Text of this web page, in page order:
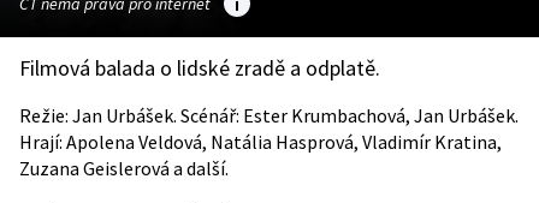
Filmová balada o lidské zradě a odplatě.
Režie: Jan Urbášek. Scénář: Ester Krumbachová, Jan Urbášek.
Hrají: Apolena Veldová, Natália Hasprová, Vladimír Kratina,
Zuzana Geislerová a další.